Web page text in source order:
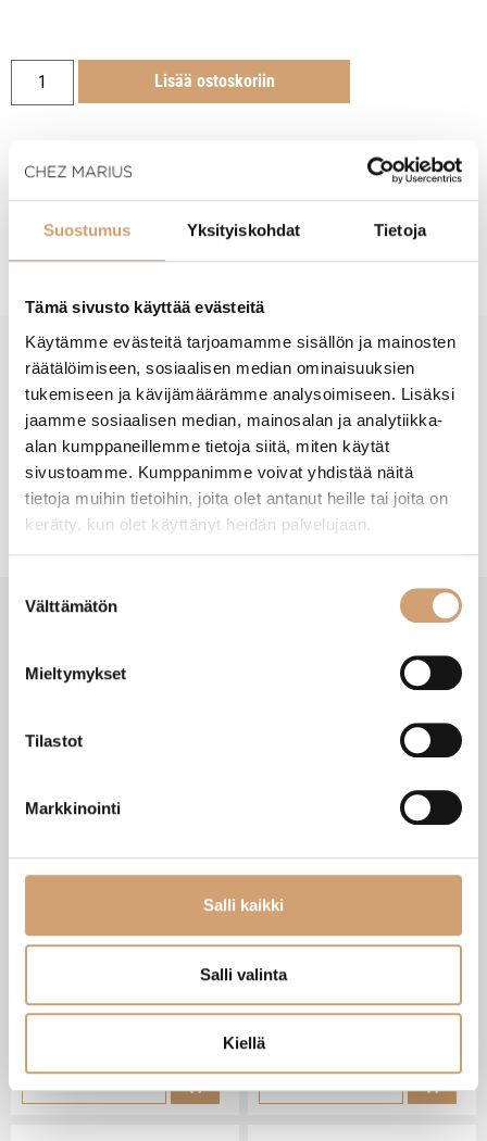
Suostumus Yksityiskohdat Tietoja
Tämä sivusto käyttää evästeitä
Käytämme evästeitä tarjoamamme sisällön ja mainosten
räätälöimiseen, sosiaalisen median ominaisuuksien
tukemiseen ja kävijämäärämme analysoimiseen. Lisäksi
jaamme sosiaalisen median, mainosalan ja analytiikka-
alan kumppaneillemme tietoja siitä, miten käytät
sivustoamme. Kumppanimme voivat yhdistää näitä
tietoja muihin tietoihin, joita olet antanut heille tai joita on
kerätty, kun olet käyttänyt heidän palvelujaan.
valinta
Välttämätön
Mieltymykset
Tilastot
Markkinointi
Salli kaikki
Salli valinta
Kiellä
Lisää ostoskoriin
Tuotekuvaus
- Tuotteesta ei ole vielä arvosteluja -
New content loaded
Heti saatavilla verkkokaupasta Heti saatavilla verkkokaupasta
73,90 €